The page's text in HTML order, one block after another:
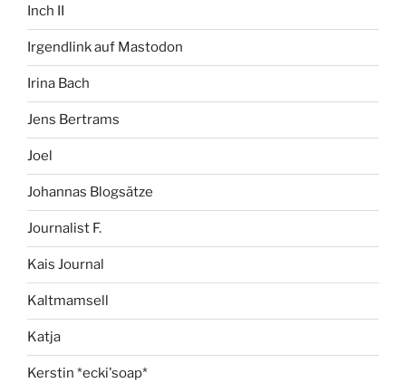
Inch II
Irgendlink auf Mastodon
Irina Bach
Jens Bertrams
Joel
Johannas Blogsätze
Journalist F.
Kais Journal
Kaltmamsell
Katja
Kerstin *ecki'soap*